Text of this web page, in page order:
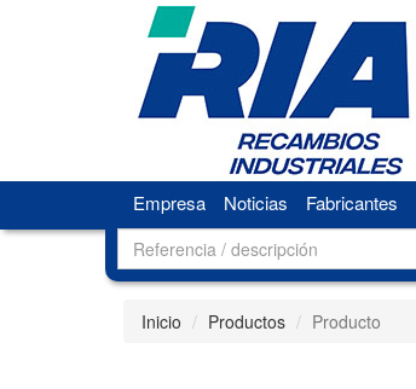
Empresa Noticias Fabricantes
Inicio Productos Producto